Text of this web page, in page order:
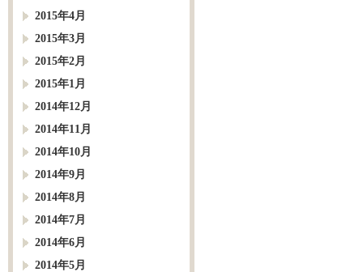
2015年4月
2015年3月
2015年2月
2015年1月
2014年12月
2014年11月
2014年10月
2014年9月
2014年8月
2014年7月
2014年6月
2014年5月